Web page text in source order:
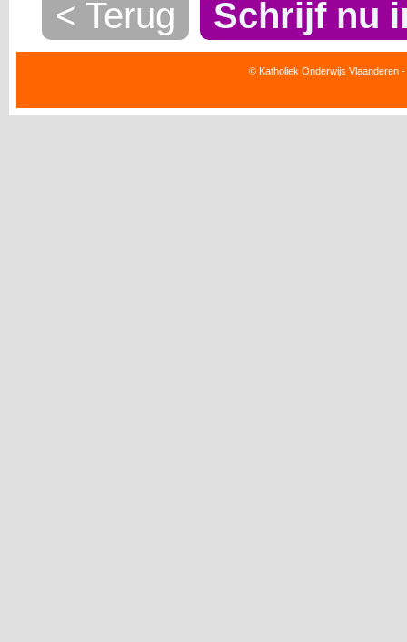
< Terug Schrijf nu
© Katholiek Onderwijs Vlaanderen